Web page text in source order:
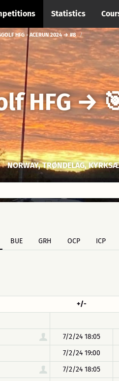
Statistics
HFG - ACERUN 2024 → #8
HFG→
NORWAY, TRØNDELAG,
BUE GRH OCP ICP
+/-
7/2/24 18:05
7/2/24 19:00
7/2/24 18:05